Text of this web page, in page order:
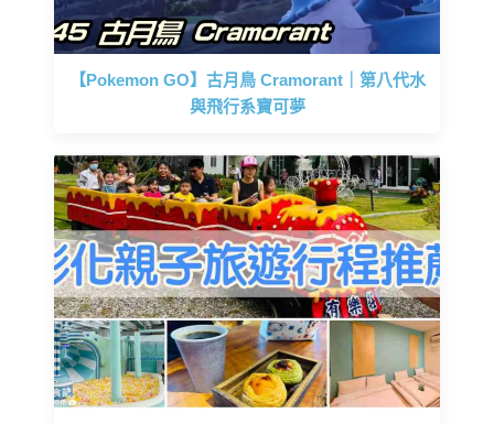
【Pokemon GO】古月鳥 Cramorant｜第八代水
與飛行系寶可夢